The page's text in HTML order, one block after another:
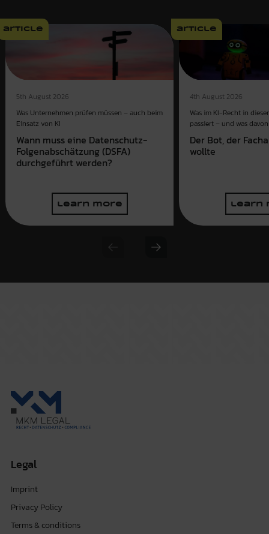
article
5th August 2026
Was Unternehmen prüfen müssen – auch beim
Einsatz von KI
Wann muss eine Datenschutz-
Folgenabschätzung (DSFA)
durchgeführt werden?
learn more
article
4th August 2026
Was im KI-Recht in
passiert – und was
Der Bot, der
wollte
learn
Previous slide
Next slide
Legal
Imprint
Privacy Policy
Terms & conditions